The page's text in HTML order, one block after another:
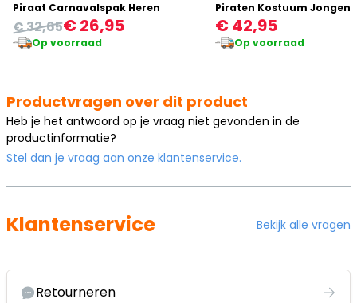
Piraat Carnavalspak Heren
€ 26,95
€ 32,65
Op voorraad
Piraten Kostuum Jongens
€ 42,95
Op voorraad
Productvragen over dit product
Heb je het antwoord op je vraag niet gevonden in de
productinformatie?
Stel dan je vraag aan onze klantenservice.
Klantenservice Bekijk alle vragen
Retourneren